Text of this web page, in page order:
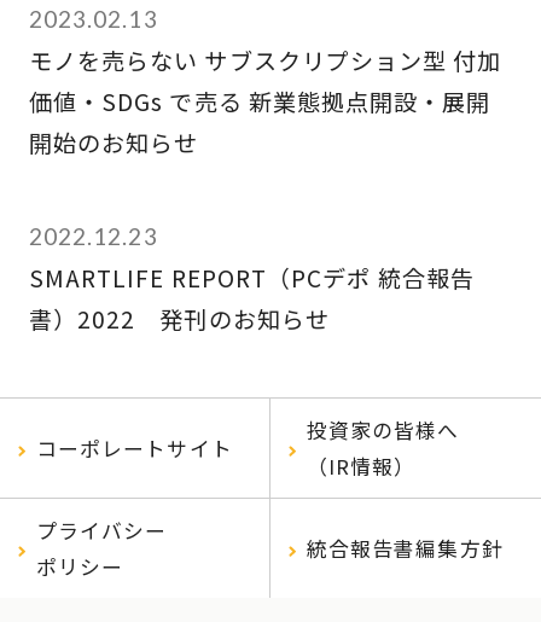
2023.02.13
モノを売らない サブスクリプション型 付加
価値・SDGs で売る 新業態拠点開設・展開
開始のお知らせ
2022.12.23
SMARTLIFE REPORT（PCデポ 統合報告
書）2022 発刊のお知らせ
コーポレートサイト
投資家の皆様へ
（IR情報）
プライバシー
ポリシー
統合報告書編集方針